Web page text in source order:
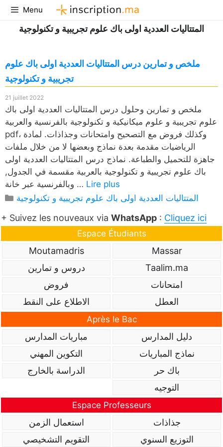
Aller
au
contenu
Menu
المتتاليات العددية اولى باك علوم تجريبية و تكنولوجية
ملخص و تمارين درس المتتاليات العددية اولى باك علوم
تجريبية و تكنولوجية
21 juillet 2022
ملخص و تمارين وحلول درس المتتاليات العددية اولى باك
علوم تجريبية و علوم ميكانيكية و تكنولوجية بالفرنسية والعربية
pdf، وكذلك فروض مع التصحيح وامتحانات وجذاذات. لمادة
الرياضيات مقدمة بعدة نماذج وبعضها لا من خلال ملفات
جاهزة للتحميل والطباعة. نماذج درس المتتاليات العددية اولى
باك علوم تجريبية و تكنولوجية بالعربية مقسمة في الجدول,
وبالفرنسية عبر خانة … Lire plus
Catégories
المتتاليات العددية اولى باك علوم تجريبية و تكنولوجية
+ Suivez les nouveaux via WhatsApp : Cliquez ici
Espace Étudiants
Massar
Moutamadris
Taalim.ma
دروس و تمارين
امتحانات
فروض
العطل
الاطلاع على النقط
Après le Bac
دليل المدارس
مباريات المدارس
نماذج المباريات
التكوين المهني
باك حر
الدراسة بالخارج
التوجيه
Espace Professeurs
جذاذات
استعمال الزمن
التوزيع السنوي
التقويم التشخيصي